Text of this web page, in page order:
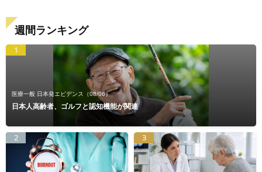
週間ランキング
1
医療一般 日本発エビデンス （08/06）
日本人高齢者、ゴルフと認知機能が関連
2 3